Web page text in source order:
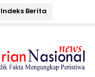
Indeks Berita